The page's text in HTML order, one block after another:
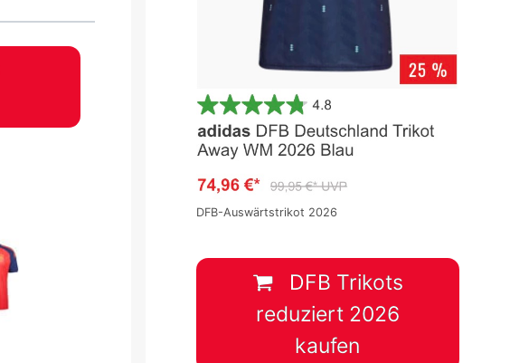
DFB-Auswärtstrikot 2026
DFB Trikots
reduziert 2026
kaufen